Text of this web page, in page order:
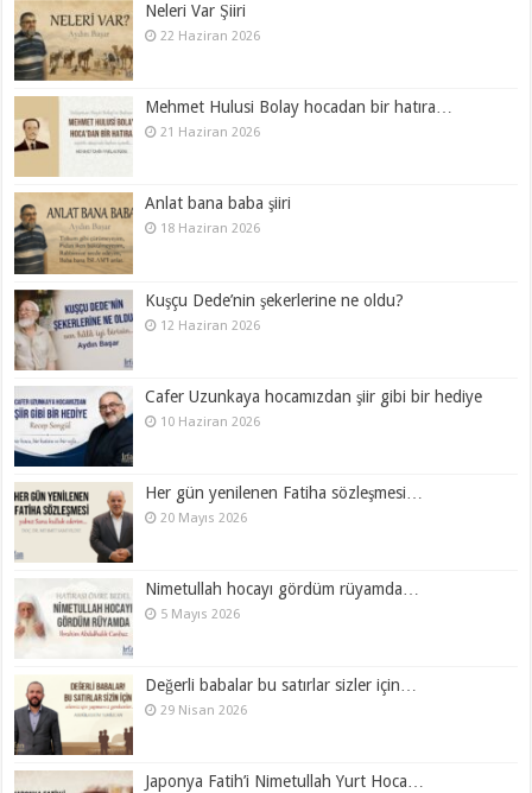
Neleri Var Şiiri
22 Haziran 2026
Mehmet Hulusi Bolay hocadan bir hatıra…
21 Haziran 2026
Anlat bana baba şiiri
18 Haziran 2026
Kuşçu Dede’nin şekerlerine ne oldu?
12 Haziran 2026
Cafer Uzunkaya hocamızdan şiir gibi bir hediye
10 Haziran 2026
Her gün yenilenen Fatiha sözleşmesi…
20 Mayıs 2026
Nimetullah hocayı gördüm rüyamda…
5 Mayıs 2026
Değerli babalar bu satırlar sizler için…
29 Nisan 2026
Japonya Fatih’i Nimetullah Yurt Hoca…